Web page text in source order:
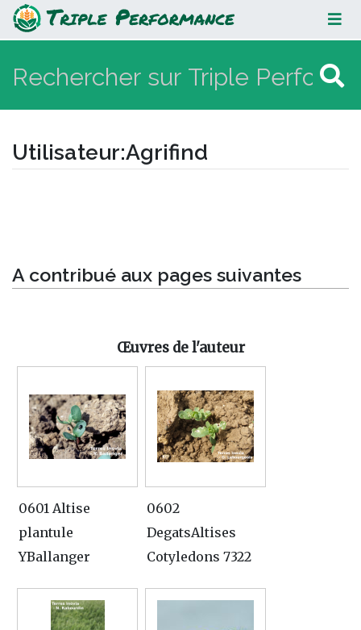
Agrifind
Utilisateur:Agrifind
A contribué aux pages suivantes
Œuvres de l'auteur
0601 Altise
plantule
YBallanger
0602
DegatsAltises
Cotyledons 7322